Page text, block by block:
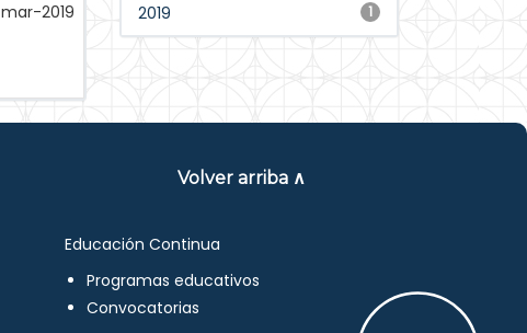
mar-2019 1
2019
Volver arriba ∧
Educación Continua
Programas educativos
Convocatorias